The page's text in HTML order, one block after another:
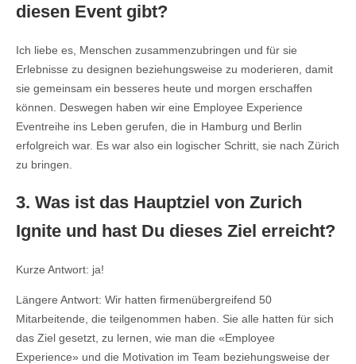
diesen Event gibt?
Ich liebe es, Menschen zusammenzubringen und für sie
Erlebnisse zu designen beziehungsweise zu moderieren, damit
sie gemeinsam ein besseres heute und morgen erschaffen
können. Deswegen haben wir eine Employee Experience
Eventreihe ins Leben gerufen, die in Hamburg und Berlin
erfolgreich war. Es war also ein logischer Schritt, sie nach Zürich
zu bringen.
3. Was ist das Hauptziel von Zurich
Ignite und hast Du dieses Ziel erreicht?
Kurze Antwort: ja!
Längere Antwort: Wir hatten firmenübergreifend 50
Mitarbeitende, die teilgenommen haben. Sie alle hatten für sich
das Ziel gesetzt, zu lernen, wie man die «Employee
Experience» und die Motivation im Team beziehungsweise der